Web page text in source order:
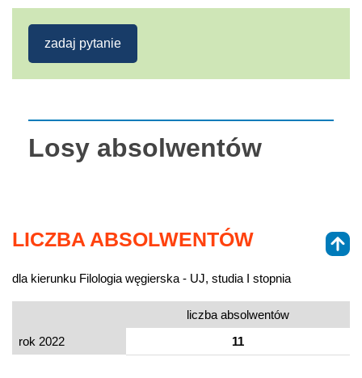
zadaj pytanie
Losy absolwentów
LICZBA ABSOLWENTÓW
dla kierunku Filologia węgierska - UJ, studia I stopnia
liczba absolwentów
rok 2022
11